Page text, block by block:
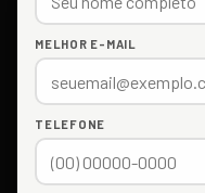
MELHOR E-MAIL
TELEFONE